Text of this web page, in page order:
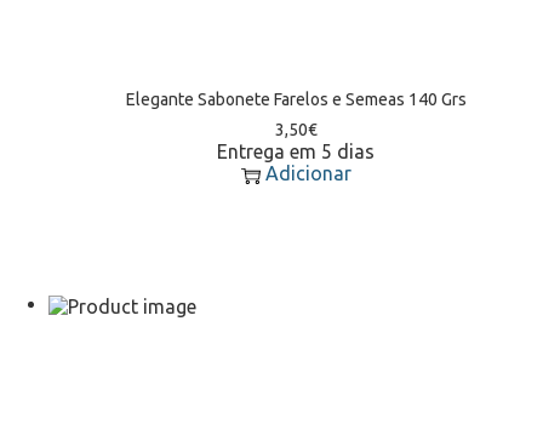
Elegante Sabonete Farelos e Semeas 140 Grs
3,50€
Entrega em 5 dias
Adicionar